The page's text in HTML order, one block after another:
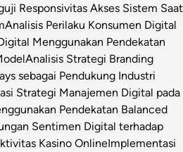
Responsivitas Akses Sistem Saat
Analisis Perilaku Konsumen Digital
Menggunakan Pendekatan
Analisis Strategi Branding
sebagai Pendukung Industri
Strategi Manajemen Digital pada
Pendekatan Balanced
Sentimen Digital terhadap
Kasino OnlineImplementasi